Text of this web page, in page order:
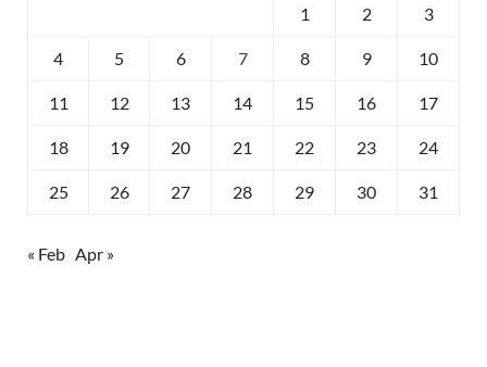
1 2 3
4 5 6 7 8 9 10
11 12 13 14 15 16 17
18 19 20 21 22 23 24
25 26 27 28 29 30 31
« Feb Apr »